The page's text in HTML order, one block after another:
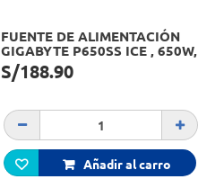
FUENTE DE ALIMENTACIÓN
GIGABYTE P650SS ICE , 650W,
ATX, 80 PLUS SILVER.
S/188.90
Añadir al carro